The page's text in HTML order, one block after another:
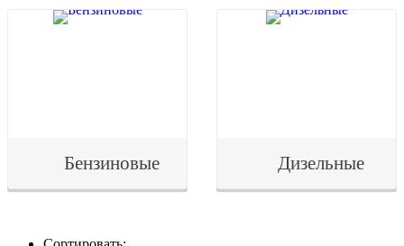
Бензиновые Дизельные